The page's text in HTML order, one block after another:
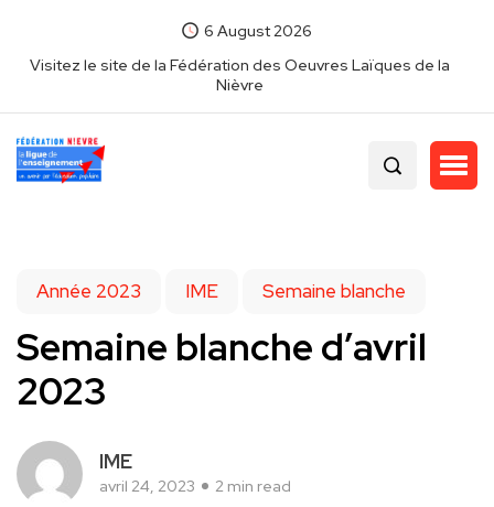
6 August 2026
Visitez le site de la Fédération des Oeuvres Laïques de la
Nièvre
Année 2023 IME Semaine blanche
Semaine blanche d’avril
2023
IME
avril 24, 2023 2 min read